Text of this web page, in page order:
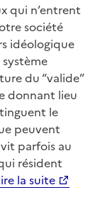
qui n’entrent
société
idéologique
du “valide”
donnant lieu
le
peuvent
parfois au
résident
la suite